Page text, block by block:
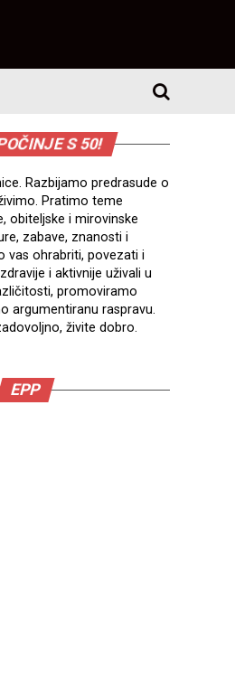
S 50!
Razbijamo predrasude o
Pratimo teme
obiteljske i mirovinske
zabave, znanosti i
vas ohrabriti, povezati i
i aktivnije uživali u
promoviramo
argumentiranu raspravu.
živite dobro.
EPP